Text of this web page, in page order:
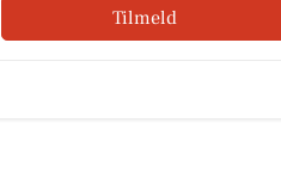
Tilmeld